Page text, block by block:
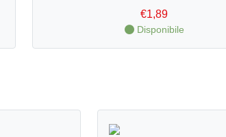
€1,89
Disponibile